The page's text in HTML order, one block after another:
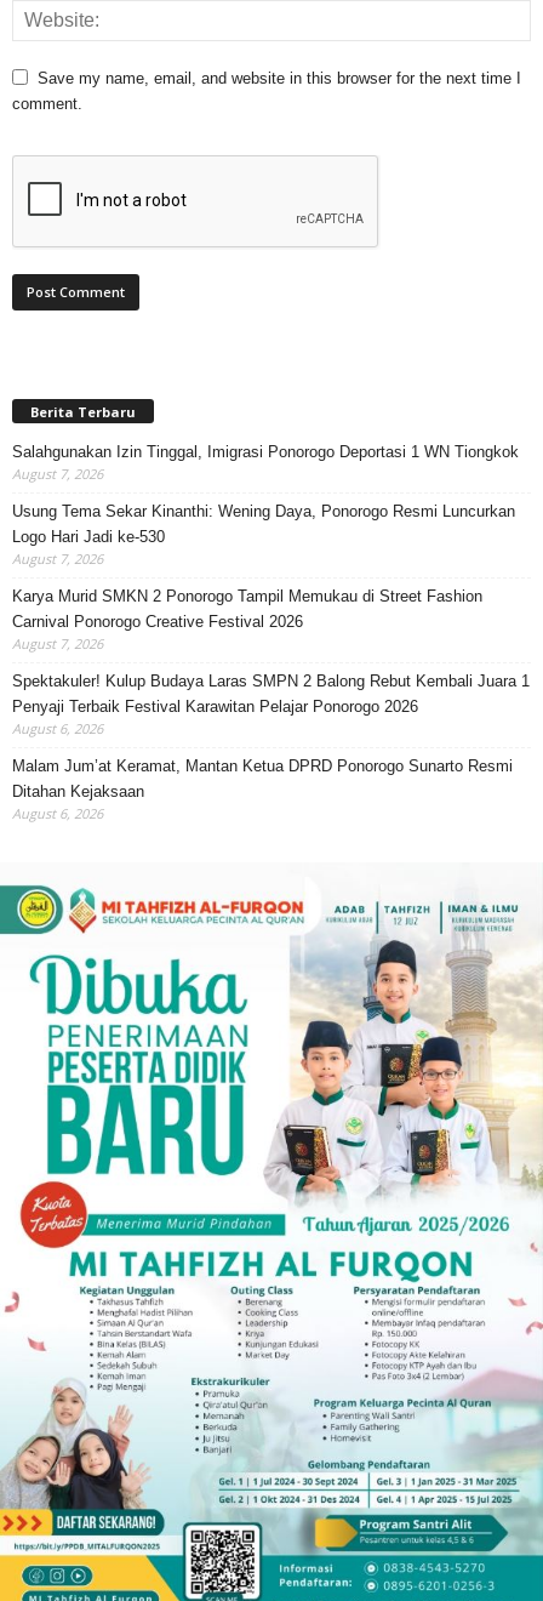
Save my name, email, and website in this browser for the next time I
comment.
Berita Terbaru
Salahgunakan Izin Tinggal, Imigrasi Ponorogo Deportasi 1 WN Tiongkok
August 7, 2026
Usung Tema Sekar Kinanthi: Wening Daya, Ponorogo Resmi Luncurkan
Logo Hari Jadi ke-530
August 7, 2026
Karya Murid SMKN 2 Ponorogo Tampil Memukau di Street Fashion
Carnival Ponorogo Creative Festival 2026
August 7, 2026
Spektakuler! Kulup Budaya Laras SMPN 2 Balong Rebut Kembali Juara 1
Penyaji Terbaik Festival Karawitan Pelajar Ponorogo 2026
August 6, 2026
Malam Jum’at Keramat, Mantan Ketua DPRD Ponorogo Sunarto Resmi
Ditahan Kejaksaan
August 6, 2026